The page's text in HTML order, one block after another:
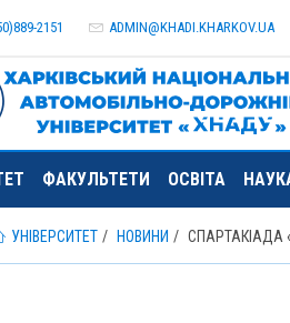
2151 ADMIN@KHADI.KHARKOV.UA
ФАКУЛЬТЕТИ ОСВІТА
УНІВЕРСИТЕТ НОВИНИ СПАРТАКІАДА